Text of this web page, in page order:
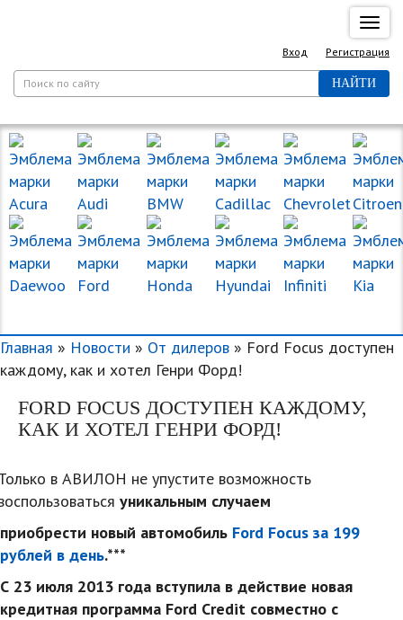
Вход Регистрация
НАЙТИ
Главная » Новости » От дилеров » Ford Focus доступен
каждому, как и хотел Генри Форд!
FORD FOCUS ДОСТУПЕН КАЖДОМУ,
КАК И ХОТЕЛ ГЕНРИ ФОРД!
в АВИЛОН не упустите возможность
уникальным случаем
приобрести новый автомобиль Ford Focus за 199
рублей в день.***
С 23 июля 2013 года вступила в действие новая
кредитная программа Ford Credit совместно с